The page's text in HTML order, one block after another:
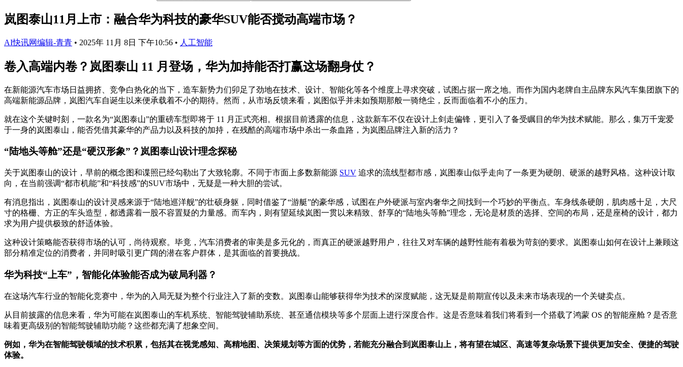
岚图泰山11月上市：融合华为科技的豪华SUV能否搅动高端市场？
AI快讯网编辑-青青 • 2025年 11月 8日 下午10:56 • 人工智能
卷入高端内卷？岚图泰山 11 月登场，华为加持能否打赢这场翻身仗？
在新能源汽车市场日益拥挤、竞争白热化的当下，造车新势力们卯足了劲地在技术、设计、智能化等各个维度上寻求突破，试图占据一席之地。而作为国内老牌自主品牌东风汽车集团旗下的
高端新能源品牌，岚图汽车自诞生以来便承载着不小的期待。然而，从市场反馈来看，岚图似乎并未如预期那般一骑绝尘，反而面临着不小的压力。
就在这个关键时刻，一款名为“岚图泰山”的重磅车型即将于 11 月正式亮相。根据目前透露的信息，这款新车不仅在设计上剑走偏锋，更引入了备受瞩目的华为技术赋能。那么，集万千宠爱
于一身的岚图泰山，能否凭借其豪华的产品力以及科技的加持，在残酷的高端市场中杀出一条血路，为岚图品牌注入新的活力？
“陆地头等舱”还是“硬汉形象”？岚图泰山设计理念探秘
关于岚图泰山的设计，早前的概念图和谍照已经勾勒出了大致轮廓。不同于市面上多数新能源 SUV 追求的流线型都市感，岚图泰山似乎走向了一条更为硬朗、硬派的越野风格。这种设计取
向，在当前强调“都市机能”和“科技感”的SUV市场中，无疑是一种大胆的尝试。
有消息指出，岚图泰山的设计灵感来源于“陆地巡洋舰”的壮硕身躯，同时借鉴了“游艇”的豪华感，试图在户外硬派与室内奢华之间找到一个巧妙的平衡点。车身线条硬朗，肌肉感十足，大尺
寸的格栅、方正的车头造型，都透露着一股不容置疑的力量感。而车内，则有望延续岚图一贯以来精致、舒享的“陆地头等舱”理念，无论是材质的选择、空间的布局，还是座椅的设计，都力
求为用户提供极致的舒适体验。
这种设计策略能否获得市场的认可，尚待观察。毕竟，汽车消费者的审美是多元化的，而真正的硬派越野用户，往往又对车辆的越野性能有着极为苛刻的要求。岚图泰山如何在设计上兼顾这
部分精准定位的消费者，并同时吸引更广阔的潜在客户群体，是其面临的首要挑战。
华为科技“上车”，智能化体验能否成为破局利器？
在这场汽车行业的智能化竞赛中，华为的入局无疑为整个行业注入了新的变数。岚图泰山能够获得华为技术的深度赋能，这无疑是前期宣传以及未来市场表现的一个关键卖点。
从目前披露的信息来看，华为可能在岚图泰山的车机系统、智能驾驶辅助系统、甚至通信模块等多个层面上进行深度合作。这是否意味着我们将看到一个搭载了鸿蒙 OS 的智能座舱？是否意
味着更高级别的智能驾驶辅助功能？这些都充满了想象空间。
例如，华为在智能驾驶领域的技术积累，包括其在视觉感知、高精地图、决策规划等方面的优势，若能充分融合到岚图泰山上，将有望在城区、高速等复杂场景下提供更加安全、便捷的驾驶
体验。